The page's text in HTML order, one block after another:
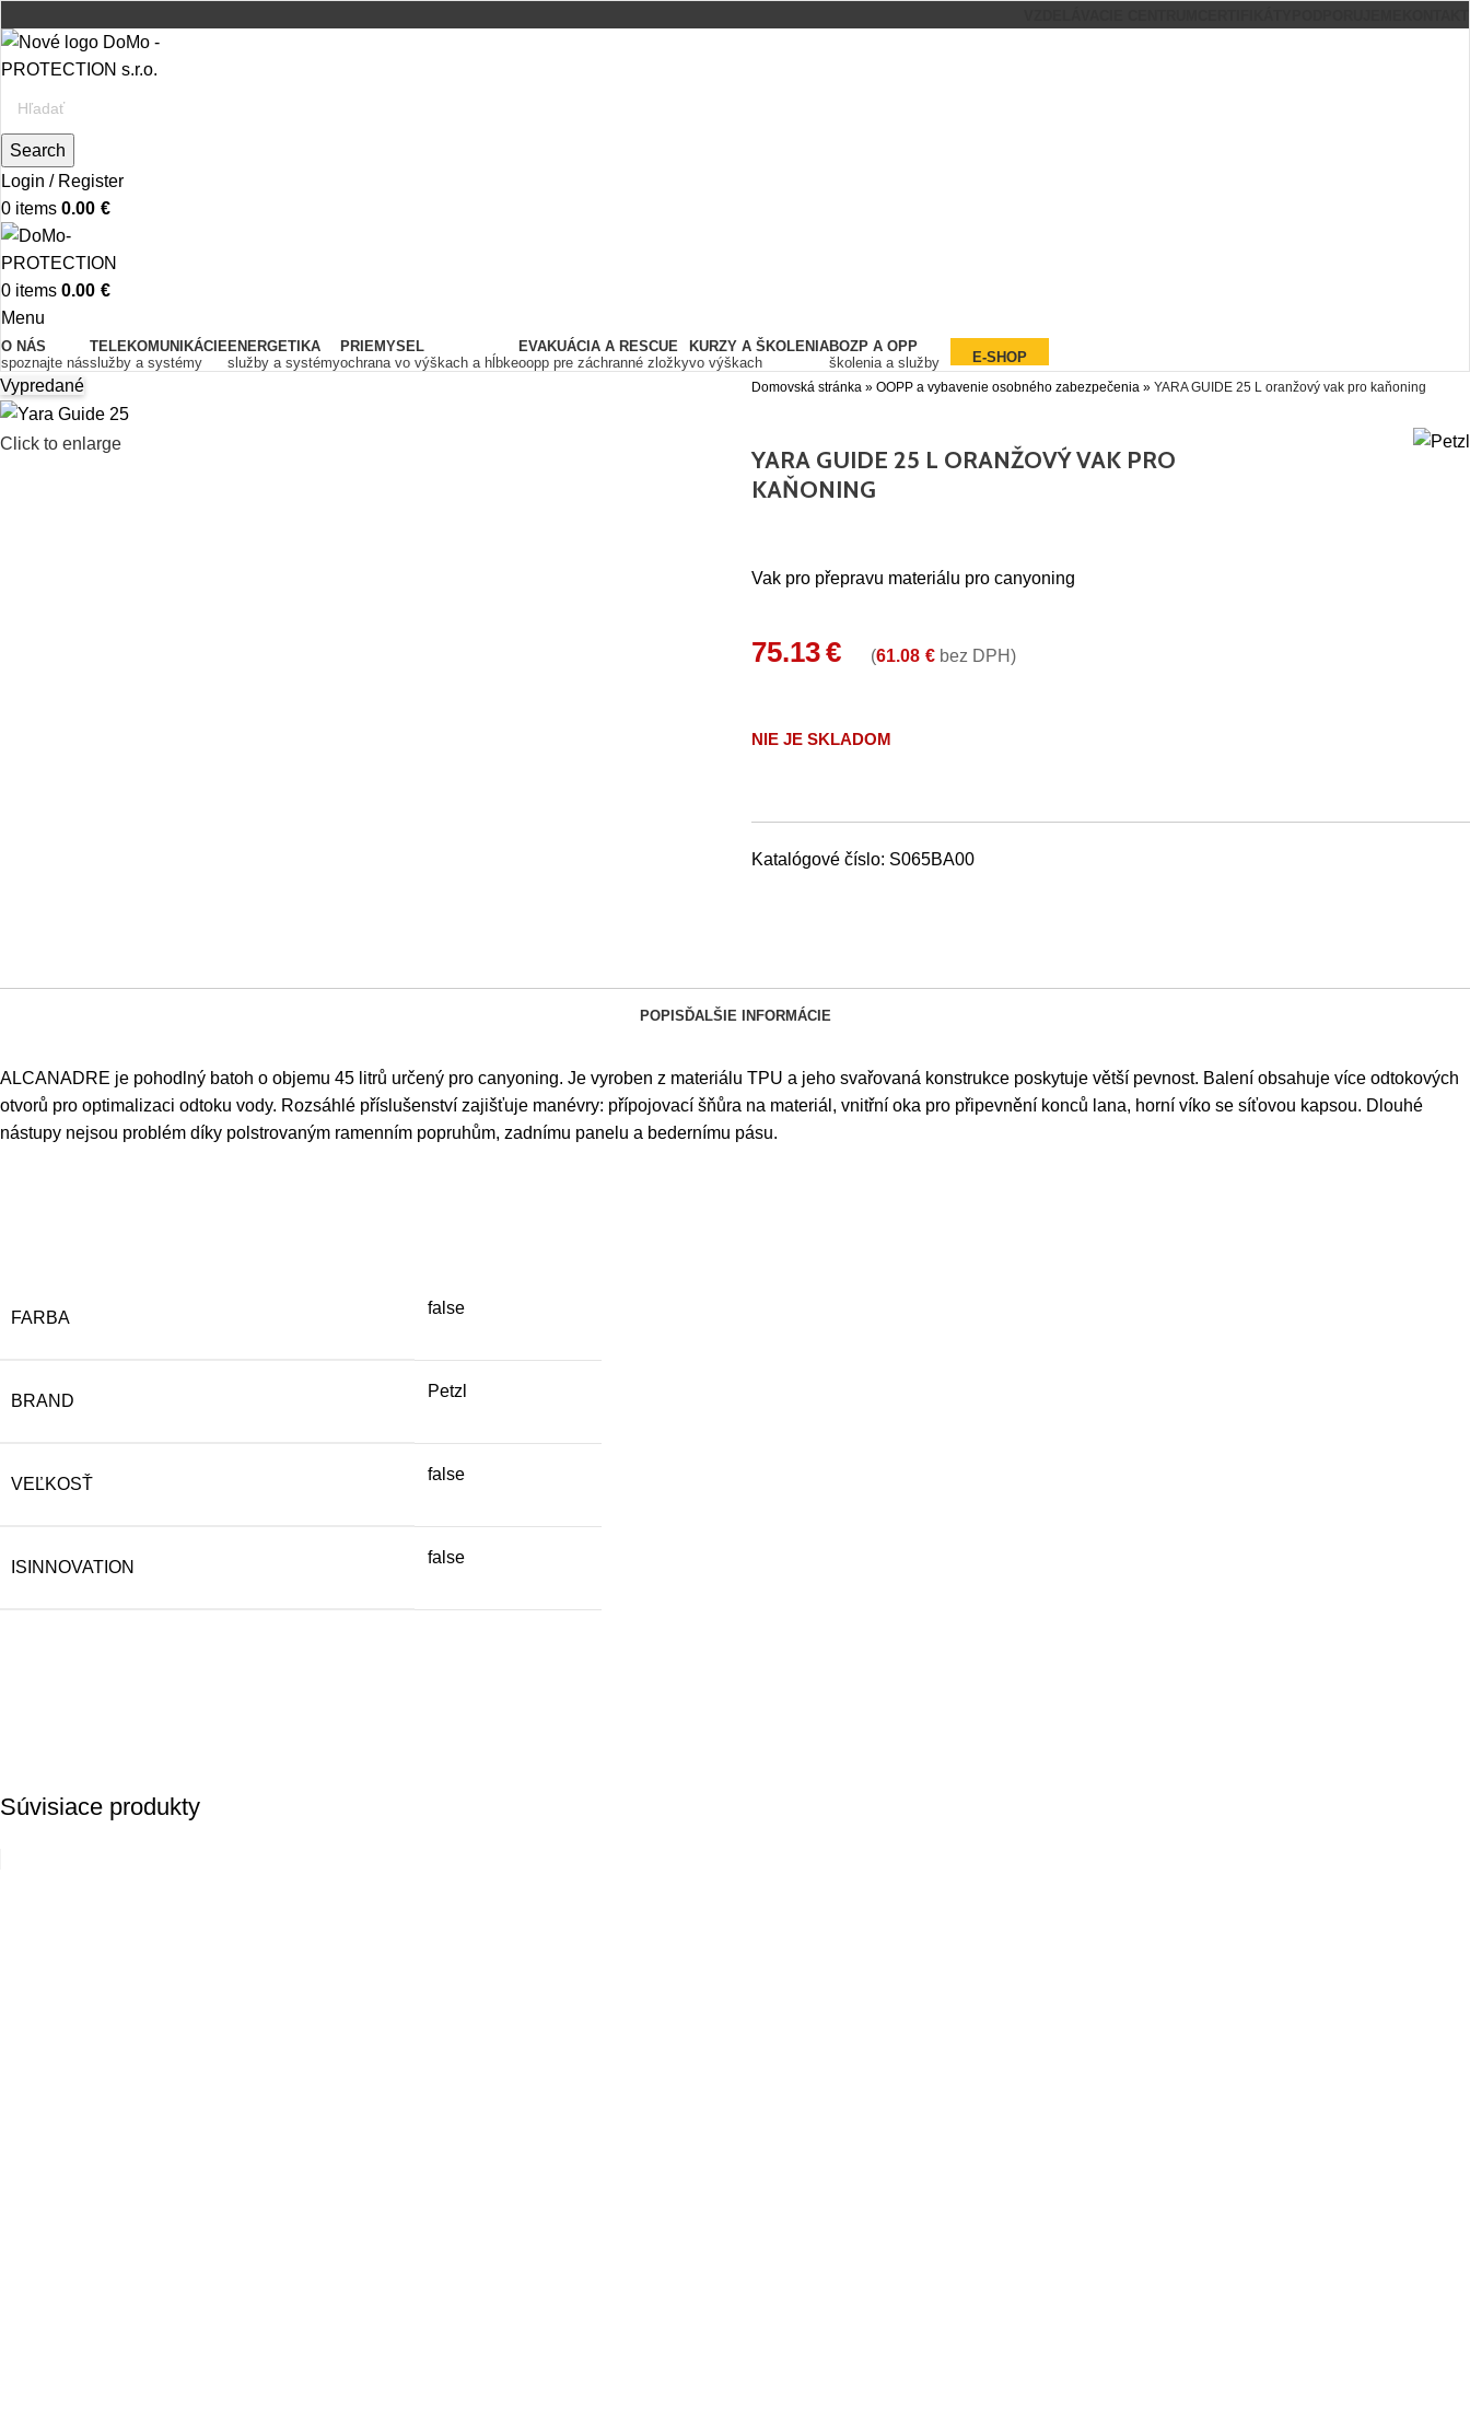
Search
Login / Register
0 items 0.00 €
0 items 0.00 €
Menu
O NÁS
spoznajte nás
TELEKOMUNIKÁCIE
služby a systémy
ENERGETIKA
služby a systémy
PRIEMYSEL
ochrana vo výškach a hĺbke
EVAKUÁCIA A RESCUE
oopp pre záchranné zložky
KURZY A ŠKOLENIA
vo výškach
BOZP A OPP
školenia a služby
E-SHOP
Vypredané
Click to enlarge
Domovská stránka » OOPP a vybavenie osobného zabezpečenia » YARA GUIDE 25 L oranžový vak pro kaňoning
YARA GUIDE 25 L ORANŽOVÝ VAK PRO
KAŇONING
Vak pro přepravu materiálu pro canyoning
75.13€ (61.08 € bez DPH)
NIE JE SKLADOM
Katalógové číslo: S065BA00
POPIS ĎALŠIE INFORMÁCIE
ALCANADRE je pohodlný batoh o objemu 45 litrů určený pro canyoning. Je vyroben z materiálu TPU a jeho svařovaná konstrukce poskytuje větší pevnost. Balení obsahuje více odtokových
otvorů pro optimalizaci odtoku vody. Rozsáhlé příslušenství zajišťuje manévry: přípojovací šňůra na materiál, vnitřní oka pro připevnění konců lana, horní víko se síťovou kapsou. Dlouhé
nástupy nejsou problém díky polstrovaným ramenním popruhům, zadnímu panelu a bedernímu pásu.
FARBA
false
BRAND
Petzl
VEĽKOSŤ
false
ISINNOVATION
false
Súvisiace produkty